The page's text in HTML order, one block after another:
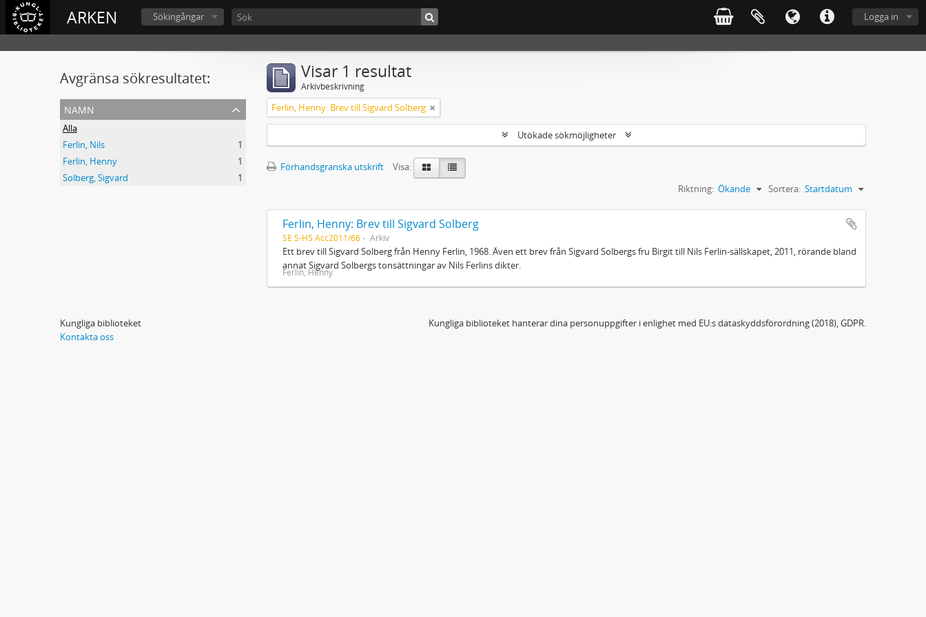
ARKEN Logga in
Sökingångar
Avgränsa sökresultatet:
namn
Alla
Ferlin, Nils
1
Ferlin, Henny
1
Solberg, Sigvard
1
Visar 1 resultat
Arkivbeskrivning
Ferlin, Henny: Brev till Sigvard Solberg
Utökade sökmöjligheter
Förhandsgranska utskrift
Visa:
Sortera: Startdatum
Riktning: Ökande
Ferlin, Henny: Brev till Sigvard Solberg
SE S-HS Acc2011/66 Arkiv
Ett brev till Sigvard Solberg från Henny Ferlin, 1968. Även ett brev från Sigvard Solbergs fru Birgit till Nils Ferlin-sällskapet, 2011, rörande bland
annat Sigvard Solbergs tonsättningar av Nils Ferlins dikter.
Ferlin, Henny
Kungliga biblioteket
Kontakta oss
Kungliga biblioteket hanterar dina personuppgifter i enlighet med EU:s dataskyddsförordning (2018), GDPR.